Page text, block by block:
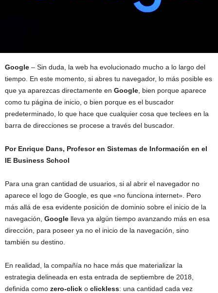
Google – Sin duda, la web ha evolucionado mucho a lo largo del
tiempo. En este momento, si abres tu navegador, lo más posible es
que ya aparezcas directamente en Google , bien porque aparece
como tu página de inicio, o bien porque es el buscador
predeterminado, lo que hace que cualquier cosa que teclees en la
barra de direcciones se procese a través del buscador.
Por Enrique Dans, Profesor en Sistemas de Información en el
IE Business School
Para una gran cantidad de usuarios, si al abrir el navegador no
aparece el logo de Google, es que «no funciona internet». Pero
más allá de esa evidente posición de dominio sobre el inicio de la
navegación, Google lleva ya algún tiempo avanzando más en esa
dirección, para poseer ya no el inicio de la navegación, sino
también su destino.
En realidad, la compañía no hace más que materializar la
estrategia delineada en esta entrada de septiembre de 2018,
definida como zero-click o clickless: una cantidad cada vez